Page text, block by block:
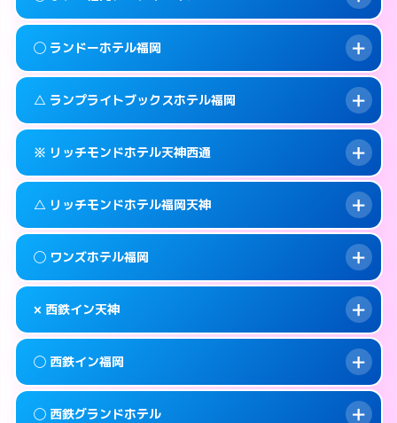
info このホテルの詳細ページを見る →
smartphone 092-531-0561
map 福岡市中央区清川2-5-5
info このホテルの詳細ページを見る →
案内方法: 女性が直接お部屋まで伺います。
smartphone 092-733-1234
map 福岡市中央区今泉1-2-23
info このホテルの詳細ページを見る →
案内方法: 女性が直接お部屋まで伺います。
smartphone 092-724-3511
map 福岡市中央区渡辺通5-1-20
info このホテルの詳細ページを見る →
◯ ランドーホテル福岡
案内方法: 女性が直接お部屋まで伺います。
smartphone 092-526-5231
map 福岡市中央区清川1-2-3
info このホテルの詳細ページを見る →
△ ランプライトブックスホテル福岡
案内方法: 女性が直接お部屋まで伺います。
smartphone 092-720-7711
map 福岡市中央区大名1-15-22
info このホテルの詳細ページを見る →
※ リッチモンドホテル天神西通
案内方法: カードキーにつきホテルの入り口で
待ち合わせ。
info このホテルの詳細ページを見る →
△ リッチモンドホテル福岡天神
案内方法:状況により派遣できません。
smartphone 092-739-2055
map 福岡市中央区渡辺通4-8-25
info このホテルの詳細ページを見る →
◯ ワンズホテル福岡
案内方法:女性が直接お部屋まで伺います。
smartphone 092-738-5533
map 福岡市中央区今川1-3-3
× 西鉄イン天神
案内方法: 派遣できません。
◯ 西鉄イン福岡
◯ 西鉄グランドホテル